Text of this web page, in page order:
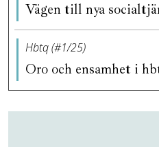
Vägen till nya
Hbtq (#1/25)
Oro och ensamhet i